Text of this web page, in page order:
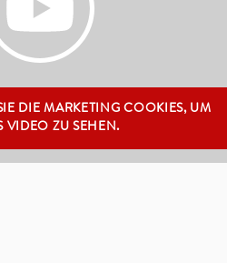
DIE MARKETING COOKIES, UM
VIDEO ZU SEHEN.